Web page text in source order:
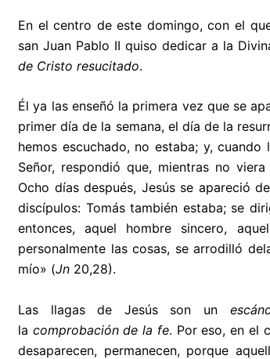
En el centro de este domingo, con el
san Juan Pablo II quiso dedicar a la
de Cristo resucitado.
Él ya las enseñó la primera vez que se
primer día de la semana, el día de la
hemos escuchado, no estaba; y, cuando
Señor, respondió que, mientras no
Ocho días después, Jesús se apareció
discípulos: Tomás también estaba; se
entonces, aquel hombre sincero,
personalmente las cosas, se arrodilló
mío» (Jn 20,28).
Las llagas de Jesús son un
la comprobación de la fe. Por eso, en el
desaparecen, permanecen, porque